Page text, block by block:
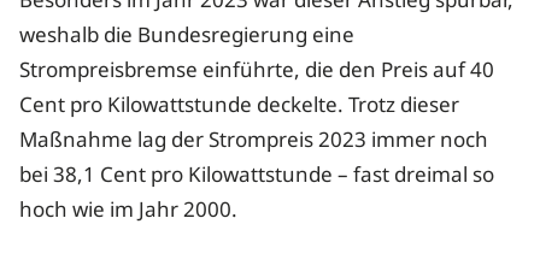
weshalb die Bundesregierung eine
Strompreisbremse einführte, die den Preis auf 40
Cent pro Kilowattstunde deckelte. Trotz dieser
Maßnahme lag der Strompreis 2023 immer noch
bei 38,1 Cent pro Kilowattstunde – fast dreimal so
hoch wie im Jahr 2000.